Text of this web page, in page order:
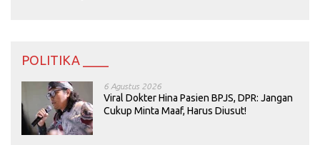
POLITIKA ____
6 Agustus 2026
Viral Dokter Hina Pasien BPJS, DPR: Jangan
Cukup Minta Maaf, Harus Diusut!